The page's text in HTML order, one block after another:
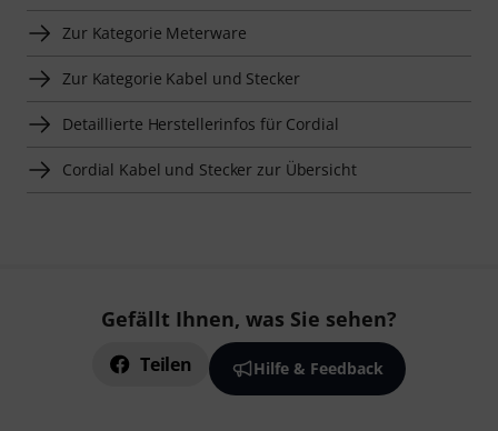
Zur Kategorie Meterware
Zur Kategorie Kabel und Stecker
Detaillierte Herstellerinfos für Cordial
Cordial Kabel und Stecker zur Übersicht
Gefällt Ihnen, was Sie sehen?
Teilen Hilfe & Feedback